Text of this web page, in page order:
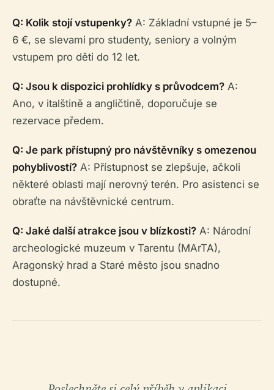
Q: Kolik stojí vstupenky? A: Základní vstupné je 5–
6 €, se slevami pro studenty, seniory a volným
vstupem pro děti do 12 let.
Q: Jsou k dispozici prohlídky s průvodcem? A:
Ano, v italštině a angličtině, doporučuje se
rezervace předem.
Q: Je park přístupný pro návštěvníky s omezenou
pohyblivostí? A: Přístupnost se zlepšuje, ačkoli
některé oblasti mají nerovný terén. Pro asistenci se
obraťte na návštěvnické centrum.
Q: Jaké další atrakce jsou v blízkosti? A: Národní
archeologické muzeum v Tarentu (MArTA),
Aragonský hrad a Staré město jsou snadno
dostupné.